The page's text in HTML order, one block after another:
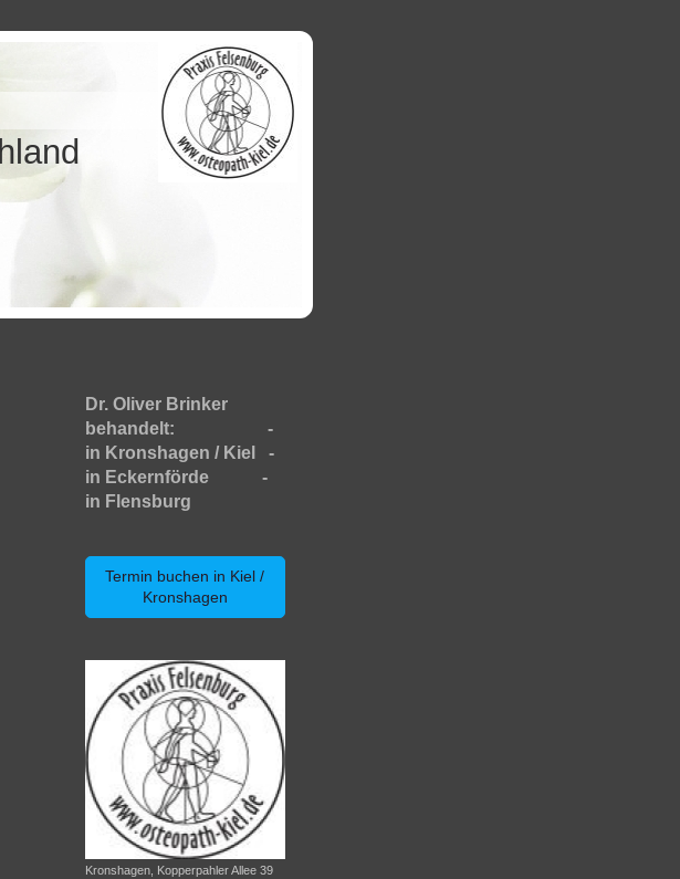
Dr. Oliver Brinker
behandelt: -
in Kronshagen / Kiel -
in Eckernförde -
in Flensburg
Termin buchen in Kiel /
Kronshagen
Kronshagen, Kopperpahler Allee 39